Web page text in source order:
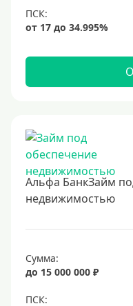
6,9%
8%
9%
12%
13%
17%
18%
19%
Альфа БанкЗайм
недвижимостью
Сумма:
до 15 000 000 ₽